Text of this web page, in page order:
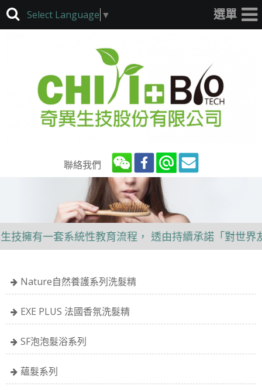
Select Language ▼
聯絡我們
有一套系統性教育流程， 透由持續承諾「對世界友好
Nature自然養護系列洗髮精
EXE PLUS 法國香氛洗髮精
SF泡泡髮浴系列
蘊髮系列